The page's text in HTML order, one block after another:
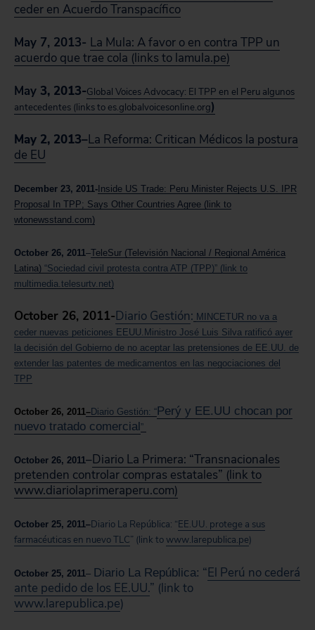
ceder en Acuerdo Transpacífico
May 7, 2013- La Mula: A favor o en contra TPP un
acuerdo que trae cola (links to lamula.pe)
May 3, 2013-Global Voices Advocacy: El TPP en el Peru algunos
antecedentes (links to es.globalvoicesonline.org)
May 2, 2013–La Reforma: Critican Médicos la postura
de EU
December 23, 2011- Inside US Trade: Peru Minister Rejects U.S. IPR
Proposal In TPP; Says Other Countries Agree (link to
wtonewsstand.com)
October 26, 2011–TeleSur (Televisión Nacional / Regional América
Latina) “Sociedad civil protesta contra ATP (TPP)” (link to
multimedia.telesurtv.net)
October 26, 2011-Diario Gestión: MINCETUR no va a
ceder nuevas peticiones EEUU. Ministro José Luis Silva ratificó ayer
la decisión del Gobierno de no aceptar las pretensiones de EE.UU. de
extender las patentes de medicamentos en las negociaciones del
TPP
October 26, 2011–Diario Gestión: “Perý y EE.UU chocan por
nuevo tratado comercial”
October 26, 2011–Diario La Primera: “Transnacionales
pretenden controlar compras estatales” (link to
www.diariolaprimeraperu.com)
October 25, 2011–Diario La República: “EE.UU. protege a sus
farmacéuticas en nuevo TLC” (link towww.larepublica.pe)
October 25, 2011– Diario La República: “El Perú no cederá
ante pedido de los EE.UU.” (link to
www.larepublica.pe)